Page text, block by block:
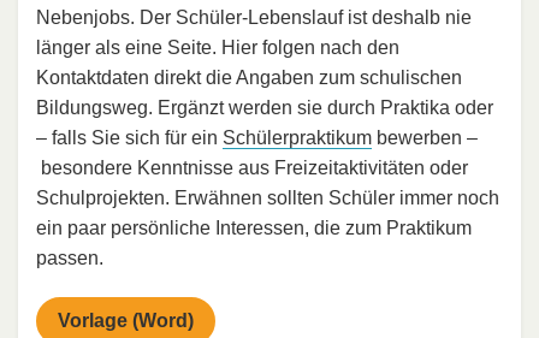
Nebenjobs. Der Schüler-Lebenslauf ist deshalb nie
länger als eine Seite. Hier folgen nach den
Kontaktdaten direkt die Angaben zum schulischen
Bildungsweg. Ergänzt werden sie durch Praktika oder
– falls Sie sich für ein Schülerpraktikum bewerben –
besondere Kenntnisse aus Freizeitaktivitäten oder
Schulprojekten. Erwähnen sollten Schüler immer noch
ein paar persönliche Interessen, die zum Praktikum
passen.
Vorlage (Word)